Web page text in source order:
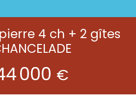
4 ch + 2 gîtes
000 €